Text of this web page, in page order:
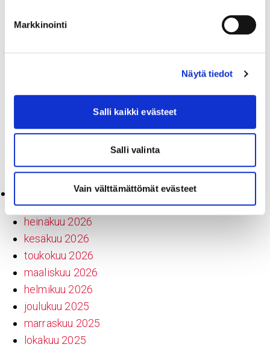
Markkinointi
Näytä tiedot
Salli kaikki evästeet
Salli valinta
Vain välttämättömät evästeet
Vastuullisuus
Tutkimus- ja opetustoiminta
Sydänsairaalan vastuuhenkilöt
SK Hankintapalvelut
Ajankohtaista
heinäkuu 2026
kesäkuu 2026
toukokuu 2026
maaliskuu 2026
helmikuu 2026
joulukuu 2025
marraskuu 2025
lokakuu 2025